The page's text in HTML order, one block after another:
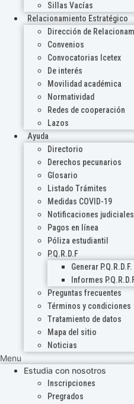
Sillas Vacías
Relacionamiento Estratégico
Dirección de
Convenios
Convocatorias Icetex
De interés
Movilidad académica
Normatividad
Redes de cooperación
Lazos
Ayuda
Directorio
Derechos pecunarios
Glosario
Listado Trámites
Medidas COVID-19
Notificaciones judiciales
Pagos en línea
Póliza estudiantil
P.Q.R.D.F
Generar P.Q.R.D.F.
Informes
Preguntas frecuentes
Términos y condiciones
Tratamiento de datos
Mapa del sitio
Noticias
Menu
Estudia con nosotros
Inscripciones
Pregrados